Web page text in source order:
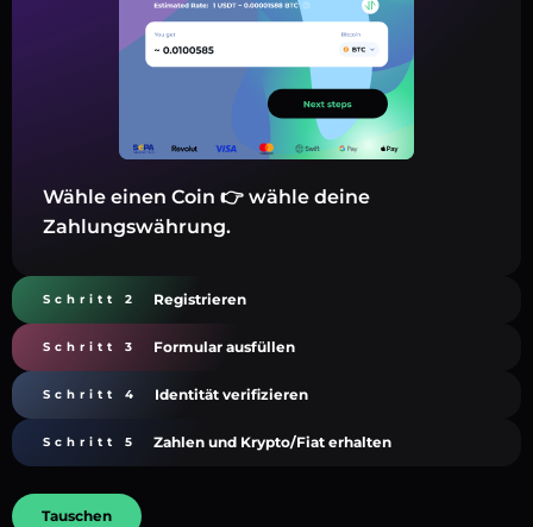
Wähle einen Coin 👉 wähle deine
Zahlungswährung.
Schritt 2 Registrieren
Schritt 3 Formular ausfüllen
Schritt 4 Identität verifizieren
Schritt 5 Zahlen und Krypto/Fiat erhalten
Tauschen